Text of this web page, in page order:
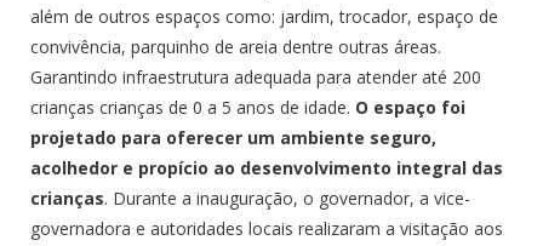
além de outros espaços como: jardim, trocador, espaço de
convivência, parquinho de areia dentre outras áreas.
Garantindo infraestrutura adequada para atender até 200
crianças crianças de 0 a 5 anos de idade. O espaço foi
projetado para oferecer um ambiente seguro,
acolhedor e propício ao desenvolvimento integral das
crianças. Durante a inauguração, o governador, a vice-
governadora e autoridades locais realizaram a visitação aos